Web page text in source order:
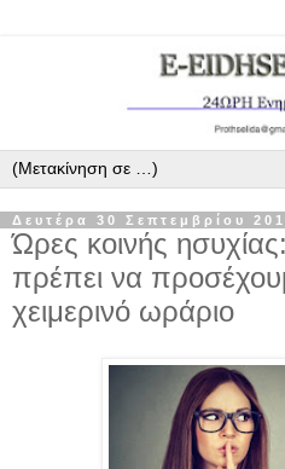
Δευτέρα 30 Σεπτεμβρίου
Ώρες κοινής
πρέπει να
χειμερινό ωράριο